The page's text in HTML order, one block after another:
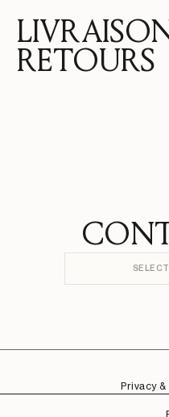
RETOURS
Privacy